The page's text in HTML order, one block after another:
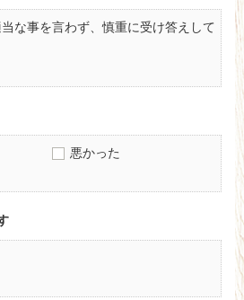
な事を言わず、慎重に受け答えして
悪かった